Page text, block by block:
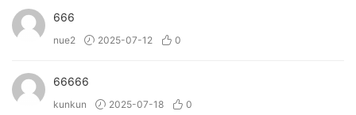
• Get instant inspiration with 250 expertly designed
presets spanning traditional and modern percussion
personalise the instrument.
666
nue2 2025-07-12 0
66666
kunkun 2025-07-18 0